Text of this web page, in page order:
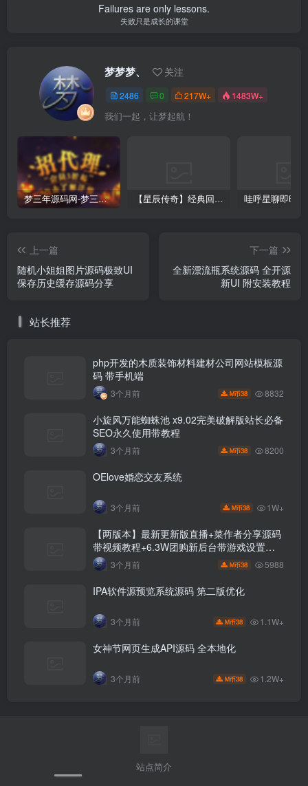
Failures are only lessons.
失败只是成长的课堂
梦梦梦、 关注
2486 0 217W+ 1483W+
我们一起，让梦起航！
梦三年源码网-梦三年ym会员代理详情 【星辰传奇】经典回合制手游+安卓端+GM工具+详细搭建教程
上一篇
随机小姐姐图片源码极致UI
保存历史缓存源码分享
下一篇
全新漂流瓶系统源码 全开源
新UI 附安装教程
站长推荐
php开发的木质装饰材料建材公司网站模板源
码 带手机端
3个月前 M币38 8832
小旋风万能蜘蛛池 x9.02完美破解版站长必备
SEO永久使用带教程
3个月前 M币38 8200
OElove婚恋交友系统
3个月前 M币38 1W+
【两版本】最新更新版直播+菜作者分享源码
带视频教程+6.3W团购新后台带游戏设置版
本源码3个月前 M币38 5988
IPA软件源预览系统源码 第二版优化
3个月前 M币38 1.1W+
女神节网页生成API源码 全本地化
3个月前 M币38 1.2W+
站点简介